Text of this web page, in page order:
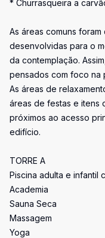
* Churrasqueira a
As áreas comuns
desenvolvidas para o
da contemplação.
pensados com foco na
As áreas de
áreas de festas e itens
próximos ao acesso
edifício.
TORRE A
Piscina adulta e infantil
Academia
Sauna Seca
Massagem
Yoga